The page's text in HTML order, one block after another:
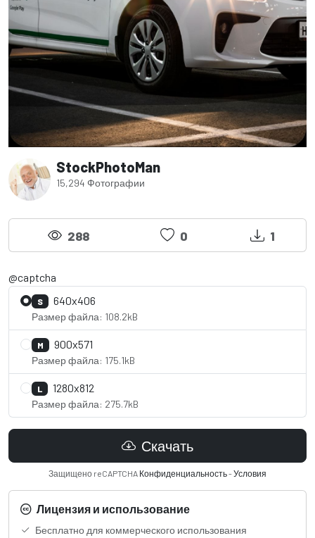
StockPhotoMan
15,294 Фотографии
288 0 1
@captcha
S 640x406
Размер файла: 108.2kB
M 900x571
Размер файла: 175.1kB
L 1280x812
Размер файла: 275.7kB
Скачать
Защищено reCAPTCHA Конфиденциальность-Условия
Лицензия и использование
Бесплатно для коммерческого использования